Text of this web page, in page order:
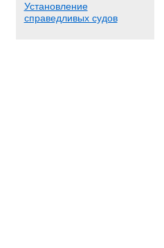
Установление
справедливых судов